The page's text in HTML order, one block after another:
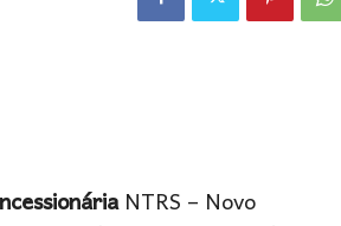
NTRS – Novo